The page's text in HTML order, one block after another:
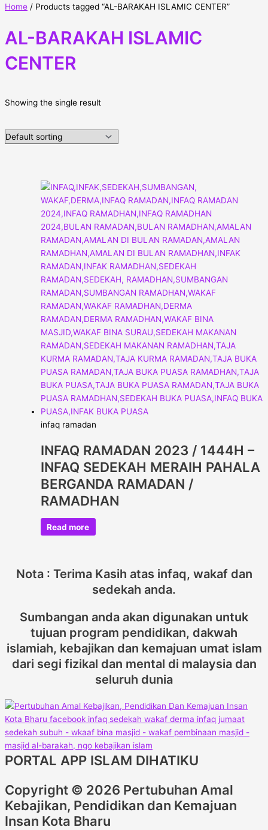
Home / Products tagged “AL-BARAKAH ISLAMIC CENTER”
AL-BARAKAH ISLAMIC
CENTER
Showing the single result
infaq ramadan
INFAQ RAMADAN 2023 / 1444H –
INFAQ SEDEKAH MERAIH PAHALA
BERGANDA RAMADAN /
RAMADHAN
Read more
Nota : Terima Kasih atas infaq, wakaf dan
sedekah anda.
Sumbangan anda akan digunakan untuk
tujuan program pendidikan, dakwah
islamiah, kebajikan dan kemajuan umat islam
dari segi fizikal dan mental di malaysia dan
seluruh dunia
PORTAL APP ISLAM DIHATIKU
Copyright © 2026 Pertubuhan Amal
Kebajikan, Pendidikan dan Kemajuan
Insan Kota Bharu